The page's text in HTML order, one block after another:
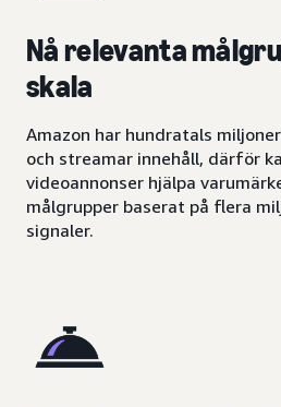
Nå relevanta
skala
Amazon har hundratals
och streamar innehåll, därför
videoannonser hjälpa
målgrupper baserat på flera
signaler.